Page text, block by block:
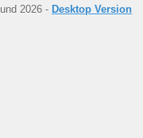
2026 - Desktop Version